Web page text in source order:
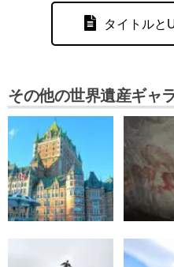
タイトルと
その他の世界遺産ギャ